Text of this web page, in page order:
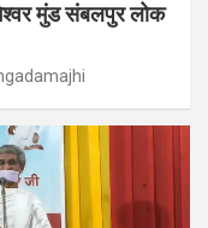
मुंड संबलपुर लोक